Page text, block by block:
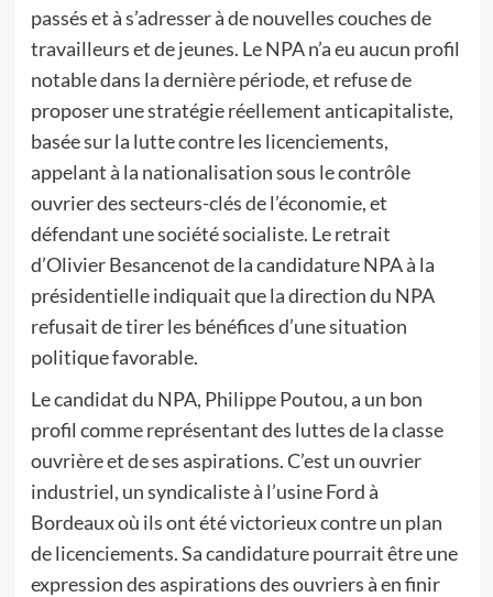
passés et à s’adresser à de nouvelles couches de
travailleurs et de jeunes. Le NPA n’a eu aucun profil
notable dans la dernière période, et refuse de
proposer une stratégie réellement anticapitaliste,
basée sur la lutte contre les licenciements,
appelant à la nationalisation sous le contrôle
ouvrier des secteurs-clés de l’économie, et
défendant une société socialiste. Le retrait
d’Olivier Besancenot de la candidature NPA à la
présidentielle indiquait que la direction du NPA
refusait de tirer les bénéfices d’une situation
politique favorable.
Le candidat du NPA, Philippe Poutou, a un bon
profil comme représentant des luttes de la classe
ouvrière et de ses aspirations. C’est un ouvrier
industriel, un syndicaliste à l’usine Ford à
Bordeaux où ils ont été victorieux contre un plan
de licenciements. Sa candidature pourrait être une
expression des aspirations des ouvriers à en finir